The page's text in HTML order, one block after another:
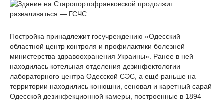
Постройка принадлежит госучреждению «Одесский
областной центр контроля и профилактики болезней
министерства здравоохранения Украины». Ранее в ней
находилась котельная отделения дезинфектологии
лабораторного центра Одесской СЭС, а ещё раньше на
территории находились конюшни, сеновал и каретный сарай
Одесской дезинфекционной камеры, построенные в 1894